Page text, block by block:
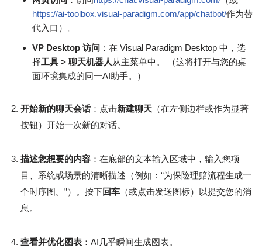
https://ai-toolbox.visual-paradigm.com/app/chatbot/作为替
代入口）。
VP Desktop 访问 ：在 Visual Paradigm Desktop 中，选
择工具 > 聊天机器人 从主菜单中。 （这将打开与您的桌
面环境集成的同一AI助手。）
开始新的聊天会话：点击新建聊天 （在左侧边栏或作为显著
按钮）开始一次新的对话。
描述您想要的内容 ：在底部的文本输入区域中，输入您项
目、系统或场景的清晰描述（例如：“为保险理赔流程生成一
个时序图。”）。按下回车 （或点击发送图标）以提交您的消
息。
查看并优化图表 ：AI几乎瞬间生成图表。